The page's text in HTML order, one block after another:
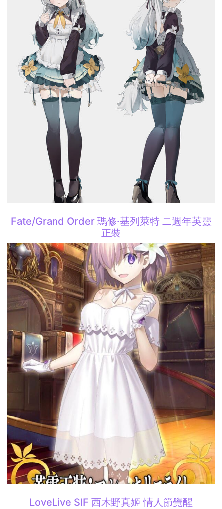
Fate/Grand Order 瑪修·基列萊特 二週年英靈
正裝
LoveLive SIF 西木野真姬 情人節覺醒